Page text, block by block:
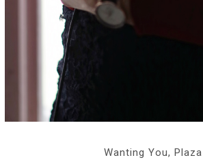
Wanting You, Plaza